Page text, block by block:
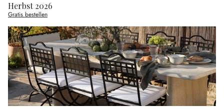
Herbst 2026
Gratis bestellen